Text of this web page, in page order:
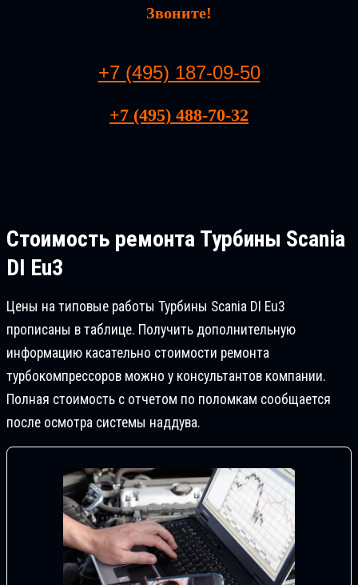
Звоните!
+7 (495) 187-09-50
+7 (495) 488-70-32
Стоимость ремонта Турбины Scania
DI Eu3
Цены на типовые работы Турбины Scania DI Eu3
прописаны в таблице. Получить дополнительную
информацию касательно стоимости ремонта
турбокомпрессоров можно у консультантов компании.
Полная стоимость с отчетом по поломкам сообщается
после осмотра системы наддува.